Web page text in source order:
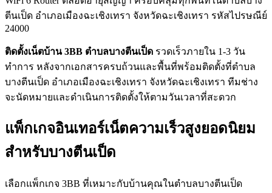
ตีนเป็ด อำเภอเมืองฉะเชิงเทรา จังหวัดฉะเชิงเทรา รหัสไปรษณีย์
24000
ติดตั้งเน็ตบ้าน 3BB ตำบลบางตีนเป็ด รวดเร็วภายใน 1-3 วัน
ทำการ หลังจากเอกสารครบถ้วนและพื้นที่พร้อมติดตั้งที่ตำบล
บางตีนเป็ด อำเภอเมืองฉะเชิงเทรา จังหวัดฉะเชิงเทรา ทีมช่าง
จะนัดหมายและดำเนินการติดตั้งให้ตามวันเวลาที่สะดวก
แพ็กเกจอินเทอร์เน็ตความเร็วสูงยอดนิยม
สำหรับบางตีนเป็ด
เลือกแพ็กเกจ 3BB ที่เหมาะกับบ้านคุณในตำบลบางตีนเป็ด